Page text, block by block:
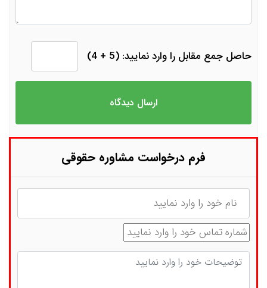
حاصل جمع مقابل را وارد نمایید: (5 + 4)
فرم درخواست مشاوره حقوقی
نام
شماره تماس
توضیحات